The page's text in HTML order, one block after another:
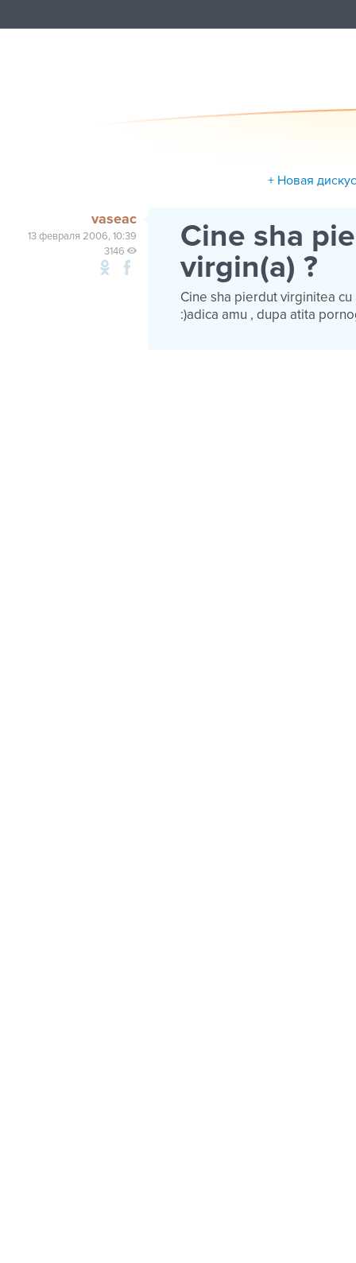
+ Новая
vaseac
13 февраля 2006, 10:39
3146
Cine sha
virgin(a) ?
Cine sha pierdut virginitea
:)adica amu , dupa atita